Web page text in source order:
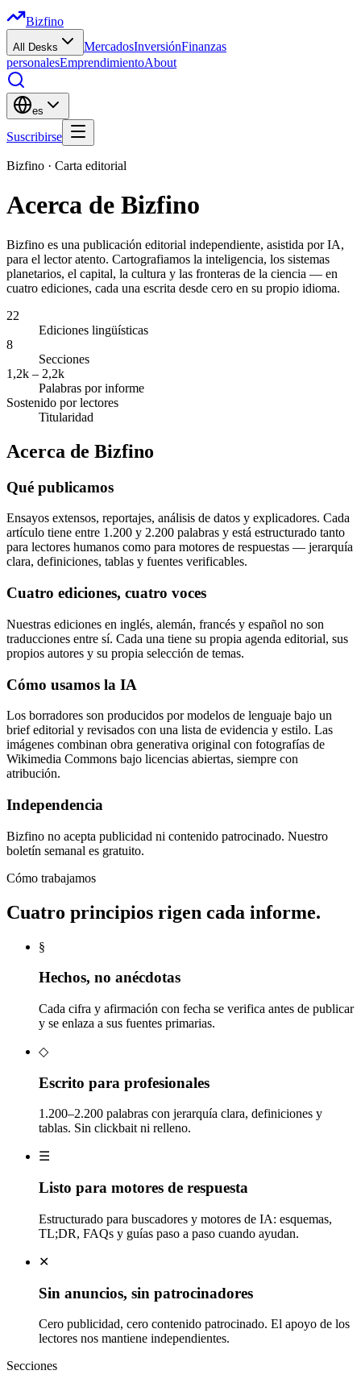
Bizfino
All Desks MercadosInversiónFinanzas
personalesEmprendimientoAbout
es
Suscribirse
Bizfino · Carta editorial
Acerca de Bizfino
Bizfino es una publicación editorial independiente, asistida por IA,
para el lector atento. Cartografiamos la inteligencia, los sistemas
planetarios, el capital, la cultura y las fronteras de la ciencia — en
cuatro ediciones, cada una escrita desde cero en su propio idioma.
22
Ediciones lingüísticas
8
Secciones
1,2k – 2,2k
Palabras por informe
Sostenido por lectores
Titularidad
Acerca de Bizfino
Qué publicamos
Ensayos extensos, reportajes, análisis de datos y explicadores. Cada
artículo tiene entre 1.200 y 2.200 palabras y está estructurado tanto
para lectores humanos como para motores de respuestas — jerarquía
clara, definiciones, tablas y fuentes verificables.
Cuatro ediciones, cuatro voces
Nuestras ediciones en inglés, alemán, francés y español no son
traducciones entre sí. Cada una tiene su propia agenda editorial, sus
propios autores y su propia selección de temas.
Cómo usamos la IA
Los borradores son producidos por modelos de lenguaje bajo un
brief editorial y revisados con una lista de evidencia y estilo. Las
imágenes combinan obra generativa original con fotografías de
Wikimedia Commons bajo licencias abiertas, siempre con
atribución.
Independencia
Bizfino no acepta publicidad ni contenido patrocinado. Nuestro
boletín semanal es gratuito.
Cómo trabajamos
Cuatro principios rigen cada informe.
§
Hechos, no anécdotas
Cada cifra y afirmación con fecha se verifica antes de publicar
y se enlaza a sus fuentes primarias.
◇
Escrito para profesionales
1.200–2.200 palabras con jerarquía clara, definiciones y
tablas. Sin clickbait ni relleno.
☰
Listo para motores de respuesta
Estructurado para buscadores y motores de IA: esquemas,
TL;DR, FAQs y guías paso a paso cuando ayudan.
✕
Sin anuncios, sin patrocinadores
Cero publicidad, cero contenido patrocinado. El apoyo de los
lectores nos mantiene independientes.
Secciones